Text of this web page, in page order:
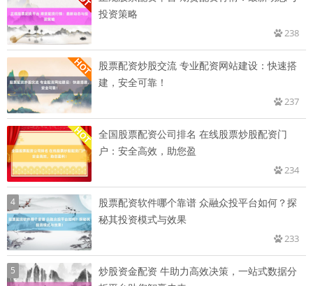
投资策略
238
股票配资炒股交流 专业配资网站建设：快速搭
建，安全可靠！
237
全国股票配资公司排名 在线股票炒股配资门
户：安全高效，助您盈
234
4
股票配资软件哪个靠谱 众融众投平台如何？探
秘其投资模式与效果
233
5
炒股资金配资 牛助力高效决策，一站式数据分